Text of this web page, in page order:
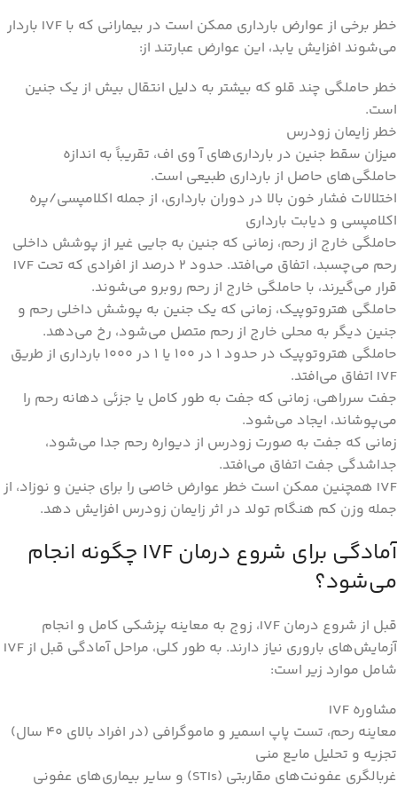
خطر برخی از عوارض بارداری ممکن است در بیمارانی که با IVF باردار
می‌شوند افزایش یابد، این عوارض عبارتند از:
خطر حاملگی چند قلو که بیشتر به دلیل انتقال بیش از یک جنین
است.
خطر زایمان زودرس
میزان سقط جنین در بارداری‌های آ وی اف، تقریباً به اندازه
حاملگی‌های حاصل از بارداری طبیعی است.
اختلالات فشار خون بالا در دوران بارداری، از جمله اکلامپسی/پره
اکلامپسی و دیابت بارداری
حاملگی خارج از رحم، زمانی که جنین به جایی غیر از پوشش داخلی
رحم می‌چسبد، اتفاق می‌افتد. حدود 2 درصد از افرادی که تحت IVF
قرار می‌گیرند، با حاملگی خارج از رحم روبرو می‌شوند.
حاملگی هتروتوپیک، زمانی که یک جنین به پوشش داخلی رحم و
جنین دیگر به محلی خارج از رحم متصل می‌شود، رخ می‌دهد.
حاملگی هتروتوپیک در حدود 1 در 100 یا 1 در 1000 بارداری از طریق
IVF اتفاق می‌افتد.
جفت سرراهی، زمانی که جفت به طور کامل یا جزئی دهانه رحم را
می‌پوشاند، ایجاد می‌شود.
زمانی که جفت به صورت زودرس از دیواره رحم جدا می‌شود،
جداشدگی جفت اتفاق می‌افتد.
IVF همچنین ممکن است خطر عوارض خاصی را برای جنین و نوزاد، از
جمله وزن کم هنگام تولد در اثر زایمان زودرس افزایش دهد.
آمادگی برای شروع درمان IVF چگونه انجام
می‌شود؟
قبل از شروع درمان IVF، زوج به معاینه پزشکی کامل و انجام
آزمایش‌های باروری نیاز دارند. به طور کلی، مراحل آمادگی قبل از IVF
شامل موارد زیر است:
مشاوره IVF
معاینه رحم، تست پاپ اسمیر و ماموگرافی (در افراد بالای 40 سال)
تجزیه و تحلیل مایع منی
غربالگری عفونت‌های مقاربتی (STIs) و سایر بیماری‌های عفونی